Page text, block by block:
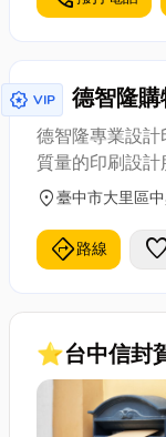
值.
award_star VIP 德智隆
德智隆專業設
質量的印刷設
目標來滿足客
location_on臺中市大里區
directions路線
⭐台中信封
息！獨特的